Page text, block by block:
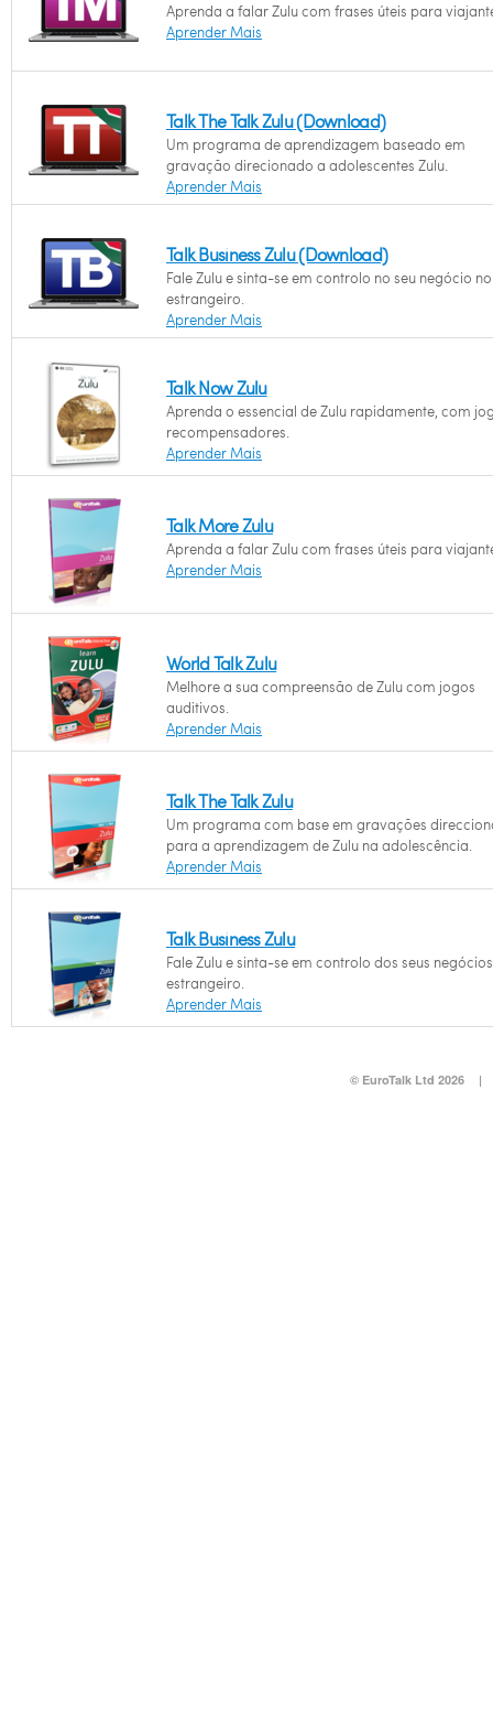
Aprenda a falar Zulu com frases úteis para
Aprender Mais
Talk The Talk Zulu (Download)
Um programa de aprendizagem baseado em
gravação direcionado a adolescentes Zulu.
Aprender Mais
Talk Business Zulu (Download)
Fale Zulu e sinta-se em controlo no seu negócio no
estrangeiro.
Aprender Mais
Talk Now Zulu
Aprenda o essencial de Zulu rapidamente, com
recompensadores.
Aprender Mais
Talk More Zulu
Aprenda a falar Zulu com frases úteis para
Aprender Mais
World Talk Zulu
Melhore a sua compreensão de Zulu com jogos
auditivos.
Aprender Mais
Talk The Talk Zulu
Um programa com base em gravações
para a aprendizagem de Zulu na adolescência.
Aprender Mais
Talk Business Zulu
Fale Zulu e sinta-se em controlo dos seus
estrangeiro.
Aprender Mais
© EuroTalk Ltd 2026 |